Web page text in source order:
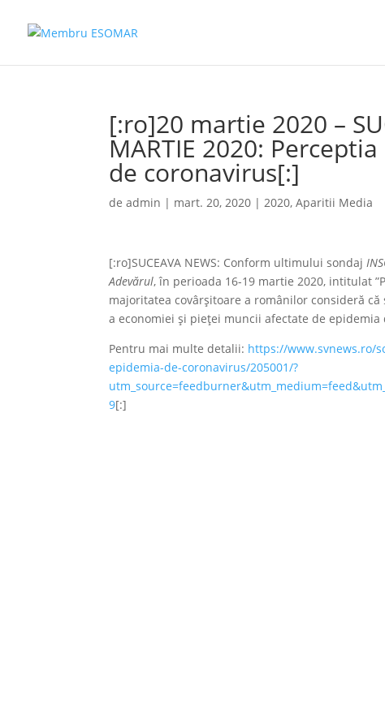
[:ro]20 martie 2020 –
MARTIE 2020:
de coronavirus[:]
deadmin | mart. 20, 2020 |2020,Aparitii Media
[:ro]SUCEAVA NEWS: Conform ultimului sondaj
Adevărul, în perioada 16-19 martie 2020, intitulat
majoritatea covârșitoare a românilor consideră
a economiei și pieței muncii afectate de epidemia
Pentru mai multe detalii: https://www.svnews.ro/
epidemia-de-coronavirus/205001/?
9[:]